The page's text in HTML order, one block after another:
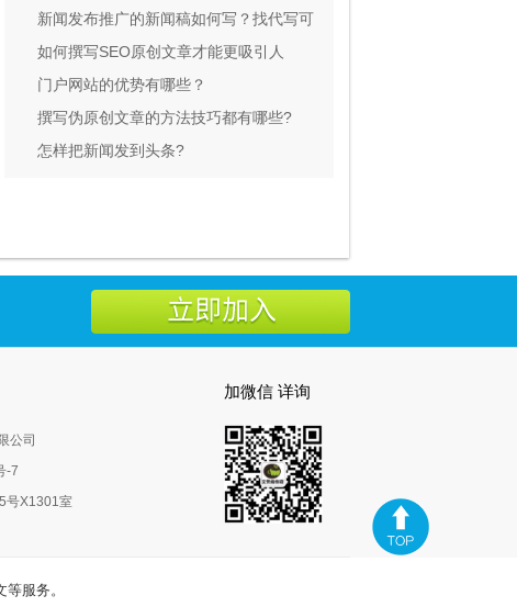
新闻发布推广的新闻稿如何写？找代写可
靠吗？
如何撰写SEO原创文章才能更吸引人
门户网站的优势有哪些？
撰写伪原创文章的方法技巧都有哪些?
怎样把新闻发到头条?
公司
-7
号X1301室
加微信 详询
服务。